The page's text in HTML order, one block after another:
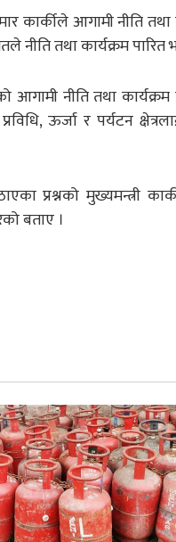
आगामी नीति तथा
तथा कार्यक्रम
नीति तथा
ऊर्जा र पर्यटन
प्रश्नको
बताए ।